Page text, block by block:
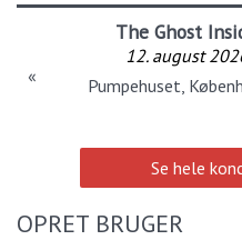
The Ghost
12. august
Pumpehuset,
«
Se hele
OPRET BRUGER